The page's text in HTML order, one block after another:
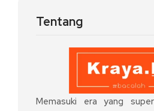
Tentang
Memasuki era yang